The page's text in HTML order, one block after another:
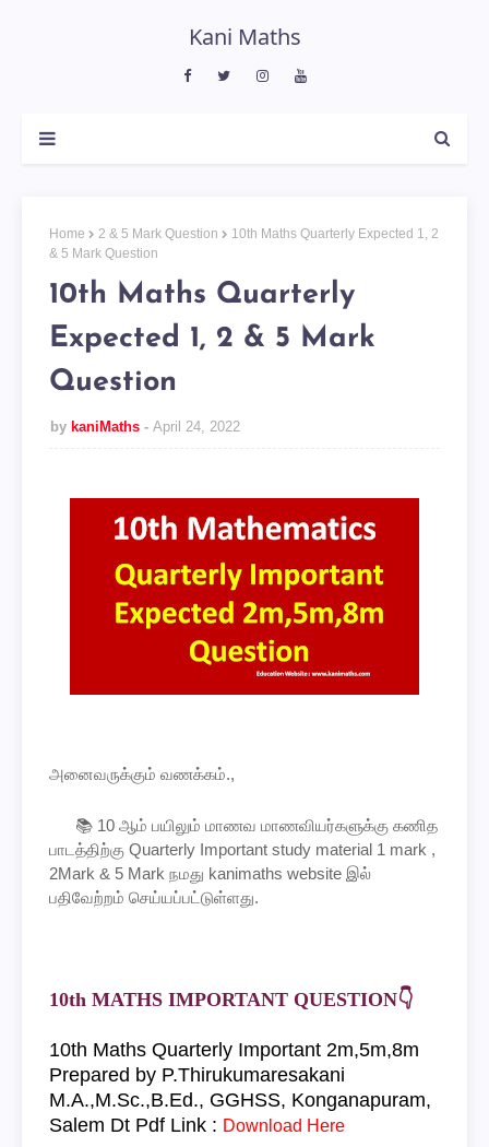
Kani Maths
Home 2 & 5 Mark Question
10th Maths Quarterly Expected 1, 2
& 5 Mark Question
10th Maths Quarterly
Expected 1, 2 & 5 Mark
Question
by kaniMaths April 24, 2022
அனைவருக்கும் வணக்கம்.,
📚 10 ஆம் பயிலும் மாணவ மாணவியர்களுக்கு கணித
பாடத்திற்கு Quarterly Important study material 1 mark ,
2Mark & 5 Mark நமது kanimaths website இல்
பதிவேற்றம் செய்யப்பட்டுள்ளது.
10th MATHS IMPORTANT QUESTION👇
10th Maths Quarterly Important 2m,5m,8m
Prepared by P.Thirukumaresakani
M.A.,M.Sc.,B.Ed., GGHSS, Konganapuram,
Salem Dt Pdf Link : Download Here